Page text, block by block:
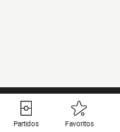
Partidos Favoritos